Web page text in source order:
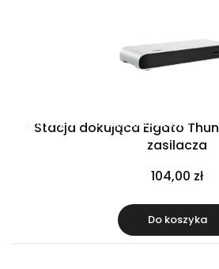
Raty 0% Gratis w zestawie
Stacja dokująca Elgato
zasilacza
104,00 zł
Do koszyka